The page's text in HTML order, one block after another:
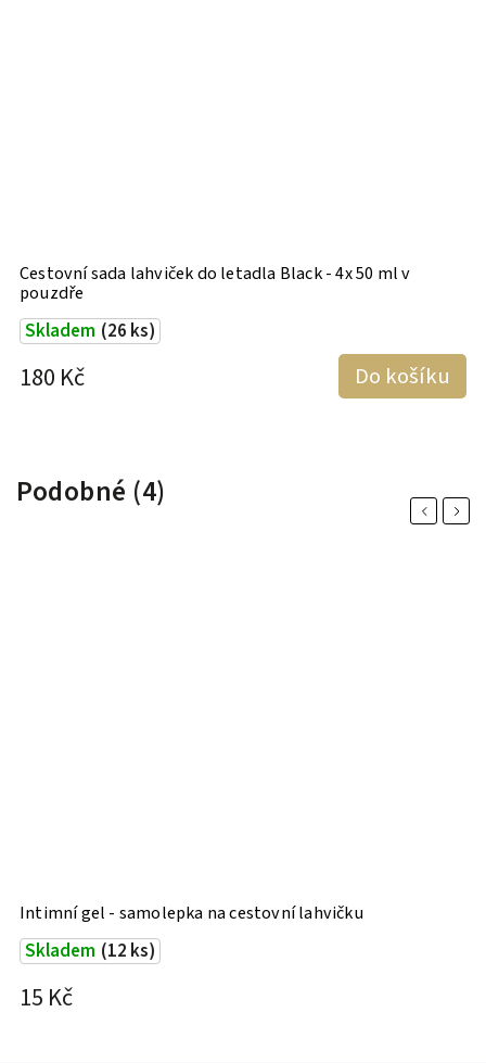
Cestovní sada lahviček do letadla Black - 4x 50 ml v
pouzdře
Skladem (26 ks)
180 Kč Do košíku
Podobné (4) Previous
Intimní gel - samolepka na cestovní lahvičku
Skladem (12 ks)
15 Kč
Next